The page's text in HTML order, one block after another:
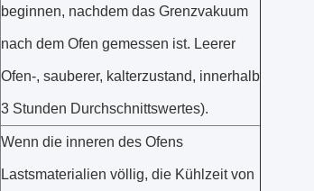
beginnen, nachdem das Grenzvakuum
nach dem Ofen gemessen ist. Leerer
Ofen-, sauberer, kalterzustand, innerhalb
3 Stunden Durchschnittswertes).
Wenn die inneren des Ofens
Lastsmaterialien völlig, die Kühlzeit von